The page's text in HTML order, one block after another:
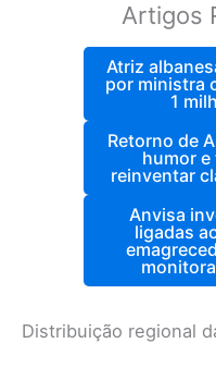
Artigos
Atriz
por ministra
1
Retorno de
humor
reinventar
Anvisa
ligadas
Distribuição regional